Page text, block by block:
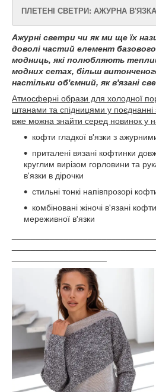
ПЛЕТЕНІ СВЕТРИ: АЖУРНА В'ЯЗКА
Ажурні светри чи як ми ще їх
доволі частий елемент
модниць, які полюбляють
модних сетах, більш
настільки об'ємний, як в'язані
Атмосферні образи для холодної
штанами та спідницями у
вже можна знайти серед новинок у
кофти гладкої в'язки з
приталені вязані кофтинки
круглим вирізом горловини та
в'язки в дірочки
стильні тонкі напівпрозорі
комбіновані жіночі в'язані
мереживної в'язки